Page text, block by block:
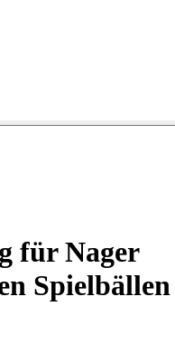
für Nager
Spielbällen